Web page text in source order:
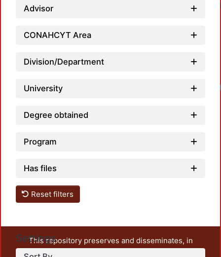
Advisor
CONAHCYT Area
Division/Department
University
Degree obtained
Program
Has files
Reset filters
Settings
This repository preserves and disseminates, in
unrestricted open access, the teaching and research